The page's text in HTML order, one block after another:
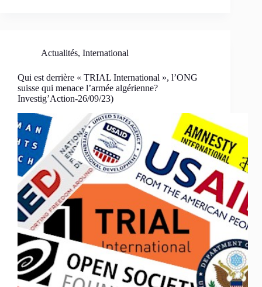
Actualités, International
Qui est derrière « TRIAL International », l’ONG
suisse qui menace l’armée algérienne?
Investig’Action-26/09/23)